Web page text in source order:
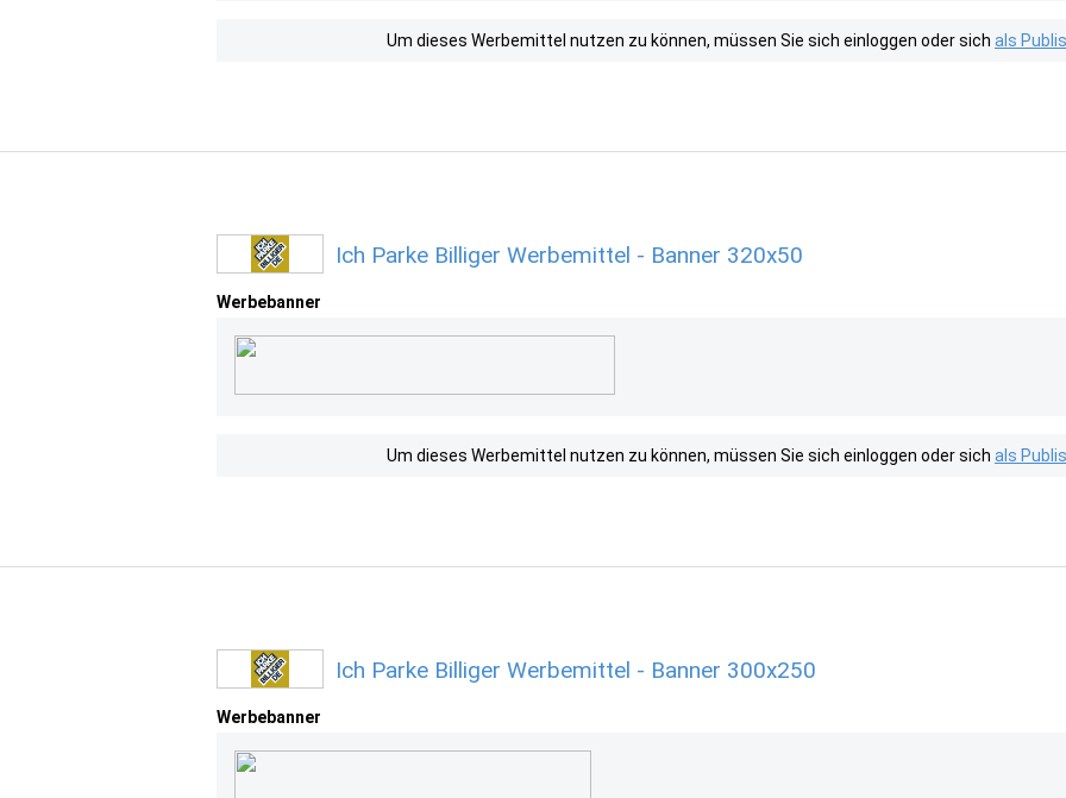
Um dieses Werbemittel nutzen zu können, müssen Sie sich einloggen oder sich als
Ich Parke Billiger Werbemittel - Banner 320x50
Werbebanner
Um dieses Werbemittel nutzen zu können, müssen Sie sich einloggen oder sich als
Ich Parke Billiger Werbemittel - Banner 300x250
Werbebanner